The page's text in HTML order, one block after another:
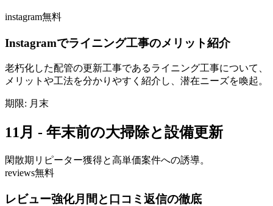
instagram無料
Instagramでライニング工事のメリット紹介
老朽化した配管の更新工事であるライニング工事について、
メリットや工法を分かりやすく紹介し、潜在ニーズを喚起。
期限: 月末
11月 - 年末前の大掃除と設備更新
閑散期 リピーター獲得と高単価案件への誘導。
reviews無料
レビュー強化月間と口コミ返信の徹底